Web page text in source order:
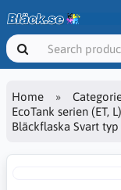
Home
EcoTank serien (ET, L)
Bläckflaska Svart typ